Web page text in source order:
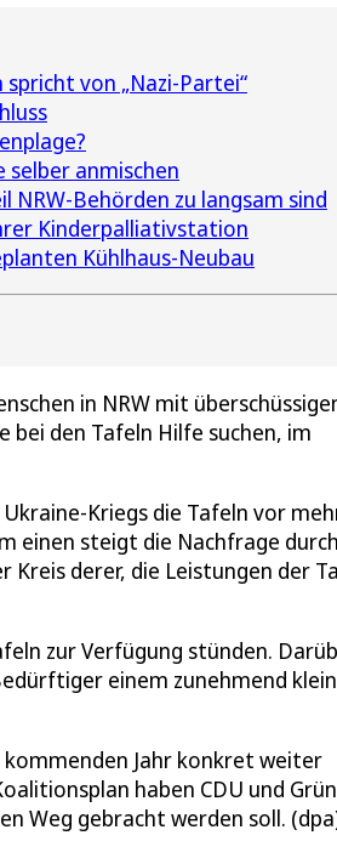
spricht von „Nazi-Partei“
selber anmischen
NRW-Behörden zu langsam sind
Kinderpalliativstation
Kühlhaus-Neubau
in NRW mit
den Tafeln Hilfe suchen, im
Kriegs die Tafeln vor
einen steigt die Nachfrage
derer, die Leistungen der
zur Verfügung stünden.
einem zunehmend
kommenden Jahr konkret weiter
haben CDU und
Weg gebracht werden soll.